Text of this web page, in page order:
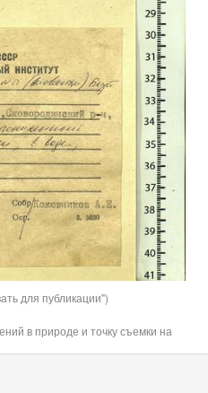
для публикации")
в природе и точку съемки на